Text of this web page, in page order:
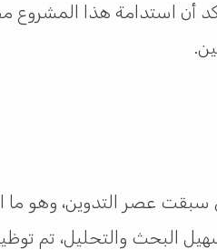
وأكد أن استدامة هذا
سبقت عصر التدوين، وهو
البحث والتحليل، تم